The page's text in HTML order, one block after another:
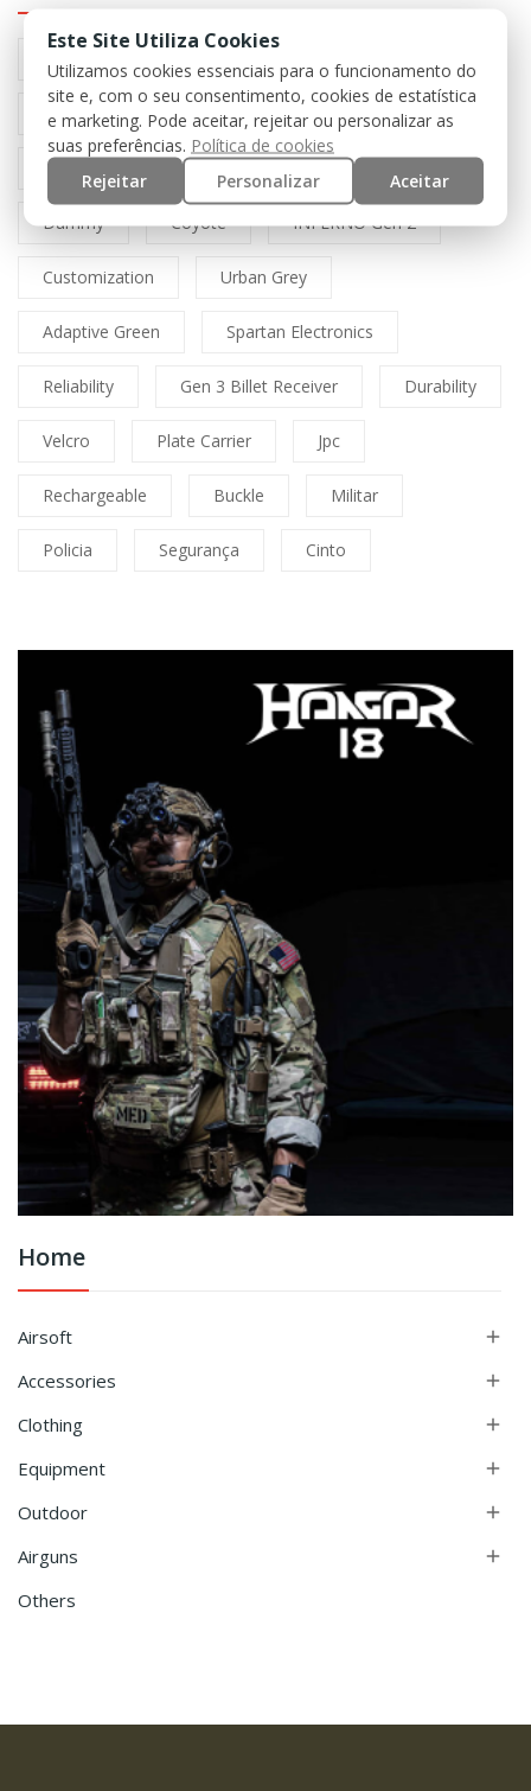
Preto Black
Multicam Mfh Boné Cordura
Lasercut Spitfire Direct Action
Dummy Coyote INFERNO Gen 2
Customization Urban Grey
Adaptive Green Spartan Electronics
Reliability Gen 3 Billet Receiver Durability
Velcro Plate Carrier Jpc
Rechargeable Buckle Militar
Policia Segurança Cinto
Home
Airsoft 
Accessories 
Clothing 
Equipment 
Outdoor 
Airguns 
Others
Este Site Utiliza Cookies
Utilizamos cookies essenciais para o funcionamento do
site e, com o seu consentimento, cookies de estatística
e marketing. Pode aceitar, rejeitar ou personalizar as
suas preferências. Política de cookies
Rejeitar
Personalizar Aceitar